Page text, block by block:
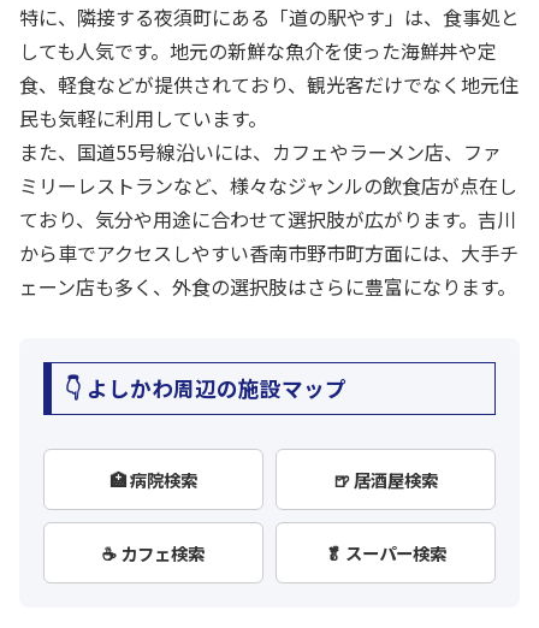
特に、隣接する夜須町にある「道の駅やす」は、食事処と
しても人気です。地元の新鮮な魚介を使った海鮮丼や定
食、軽食などが提供されており、観光客だけでなく地元住
民も気軽に利用しています。
また、国道55号線沿いには、カフェやラーメン店、ファ
ミリーレストランなど、様々なジャンルの飲食店が点在し
ており、気分や用途に合わせて選択肢が広がります。吉川
から車でアクセスしやすい香南市野市町方面には、大手チ
ェーン店も多く、外食の選択肢はさらに豊富になります。
👇 よしかわ周辺の施設マップ
🏥 病院検索 🍺 居酒屋検索
☕ カフェ検索 🥬 スーパー検索